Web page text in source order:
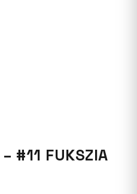
#11 FUKSZIA